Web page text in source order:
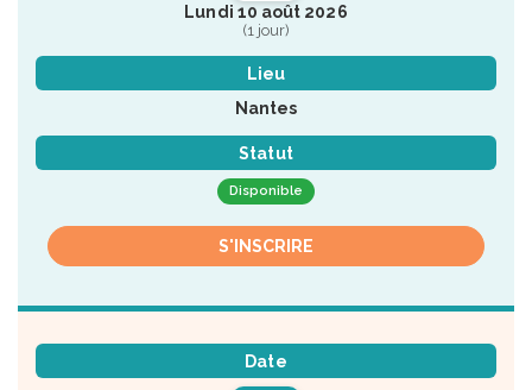
Lundi 10 août 2026
(1 jour)
Lieu
Nantes
Statut
Disponible
S'INSCRIRE
Date